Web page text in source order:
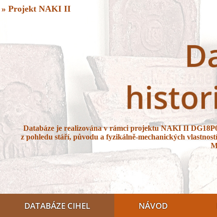
» Projekt NAKI II
Databáze je realizována v rámci projektu NAKI II
z pohledu stáří, původu a fyzikálně-mechanických
DATABÁZE CIHEL NÁVOD